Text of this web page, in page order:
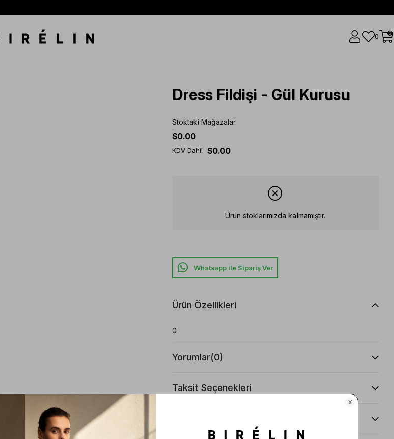
0 0
Dress Fildişi - Gül Kurusu
Stoktaki Mağazalar
$0.00
KDV Dahil $0.00
Ürün stoklarımızda kalmamıştır.
Whatsapp ile Sipariş Ver
Ürün Özellikleri
0
Yorumlar(0)
Taksit Seçenekleri